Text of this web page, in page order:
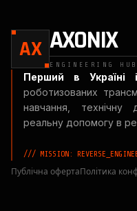
AX AXONIX
ENGINEERING HUB
Перший в Україні
роботизованих
навчання,
реальну допомогу в
/// MISSION:
Публічна офертаПолітика